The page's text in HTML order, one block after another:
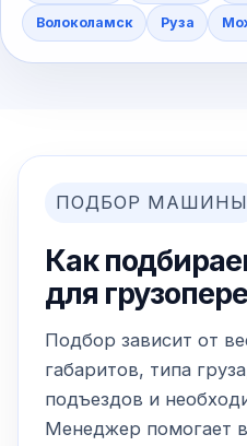
Волоколамск Руза
ПОДБОР МАШИНЫ
Как
для
Подбор зависит от
габаритов, типа
подъездов и
Менеджер помогает